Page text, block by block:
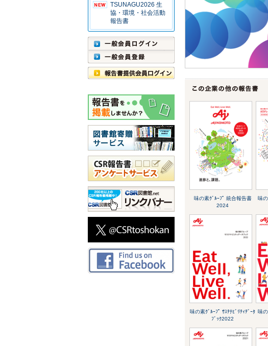
TSUNAGU2026 生
協・環境・社会活動
報告書
味の素ｸﾞﾙｰﾌﾟ 統合報告書
2024
味
味の素ｸﾞﾙｰﾌﾟ ｻｽﾃﾅﾋﾞﾘﾃｨﾃﾞｰﾀ
ﾌﾞｯｸ2022
味